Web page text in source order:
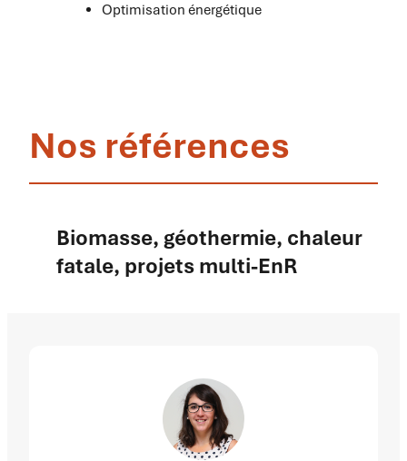
Optimisation énergétique
Nos références
Biomasse, géothermie, chaleur
fatale, projets multi-EnR